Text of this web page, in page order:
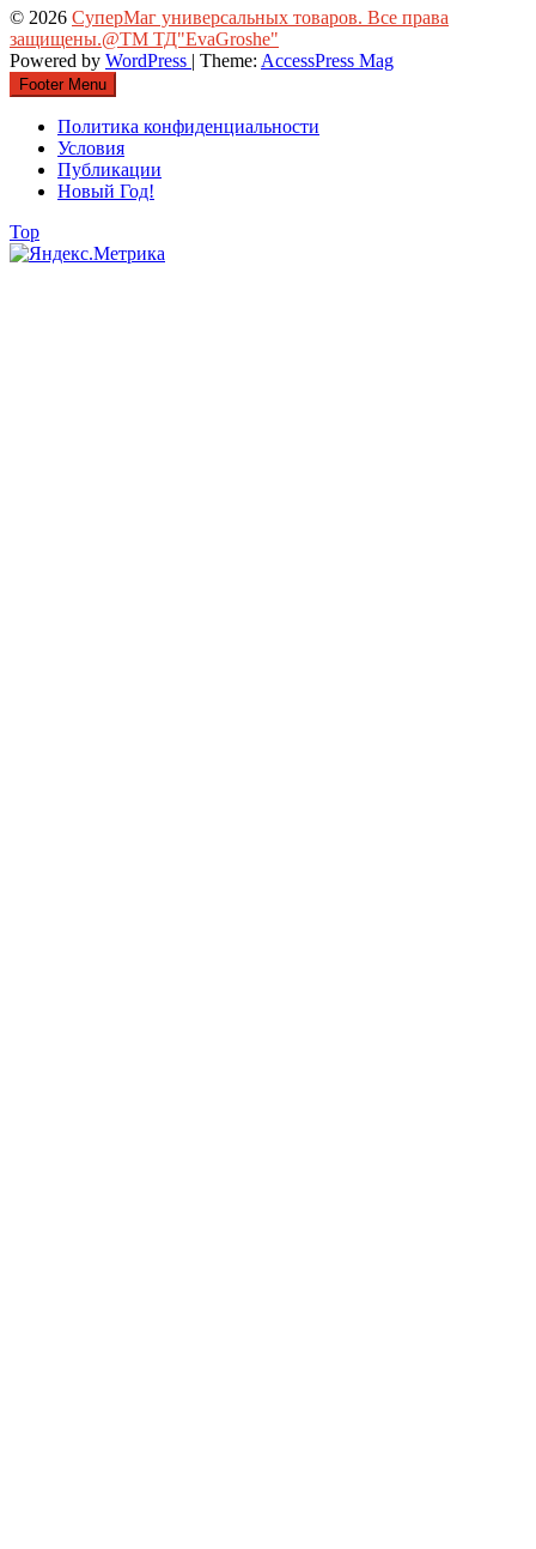
© 2026 СуперМаг универсальных товаров. Все права
защищены.@ТМ ТД"EvaGroshe"
Powered by WordPress | Theme: AccessPress Mag
Footer Menu
Политика конфиденциальности
Условия
Публикации
Новый Год!
Top